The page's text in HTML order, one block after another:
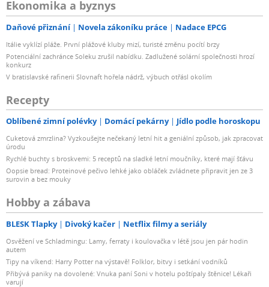
Ekonomika a byznys
Daňové přiznání Novela zákoníku práce Nadace EPCG
Itálie vyklízí pláže. První plážové kluby mizí, turisté změnu pocítí brzy
Potenciální zachránce Soleku zrušil nabídku. Zadlužené solární společnosti hrozí
konkurz
V bratislavské rafinerii Slovnaft hořela nádrž, výbuch otřásl okolím
Recepty
Oblíbené zimní polévky Domácí pekárny Jídlo podle horoskopu
Cuketová zmrzlina? Vyzkoušejte nečekaný letní hit a geniální způsob, jak zpracovat
úrodu
Rychlé buchty s broskvemi: 5 receptů na sladké letní moučníky, které mají šťávu
Oopsie bread: Proteinové pečivo lehké jako obláček zvládnete připravit jen ze 3
surovin a bez mouky
Hobby a zábava
BLESK Tlapky Divoký kačer Netflix filmy a seriály
Osvěžení ve Schladmingu: Lamy, ferraty i koulovačka v létě jsou jen pár hodin
autem
Tipy na víkend: Harry Potter na výstavě! Folklor, bitvy i setkání vodníků
Přibývá paniky na dovolené: Vnuka paní Soni v hotelu poštípaly štěnice! Lékaři
varují